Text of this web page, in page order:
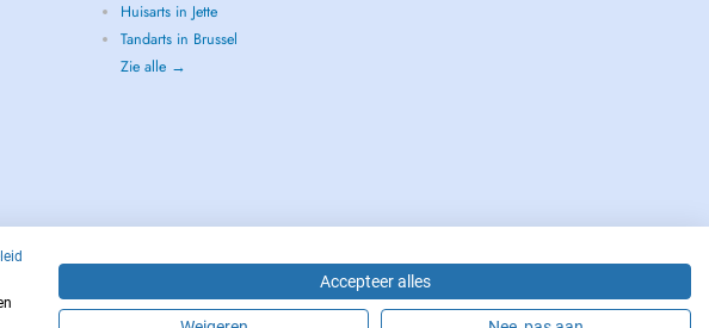
Huisarts in Jette
Tandarts in Brussel
Zie alle →
Accepteer alles